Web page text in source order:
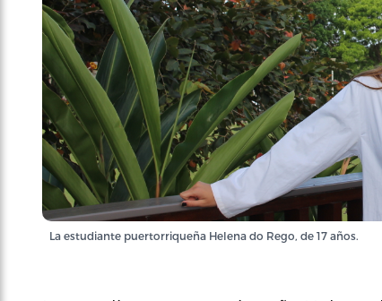
La estudiante puertorriqueña Helena do Rego, de 17 años.